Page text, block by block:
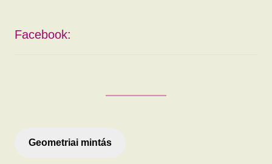
Facebook:
Geometriai mintás